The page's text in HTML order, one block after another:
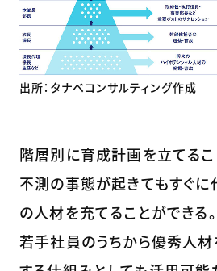
出所：タナベコンサルティング作成
階層別に育成計画を立てるこ
不測の事態が起きてもすぐに
の人材を充てることができる。
若手社員のうちから優秀人